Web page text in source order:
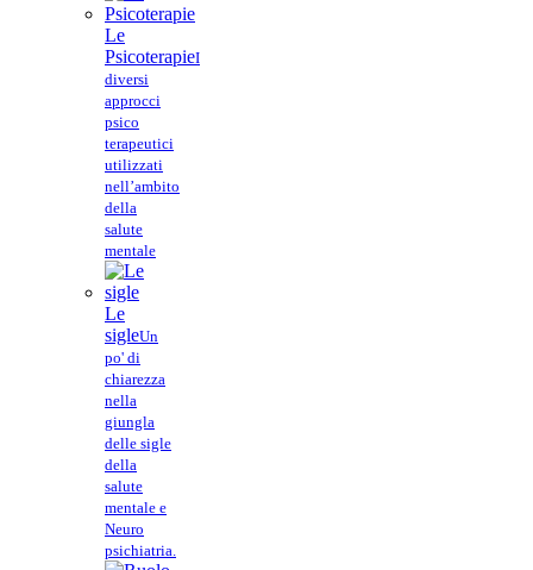
Le
PsicoterapieI
diversi
approcci
psico
terapeutici
utilizzati
nell’ambito
della
salute
mentale
Le
sigleUn
po' di
chiarezza
nella
giungla
delle sigle
della
salute
mentale e
Neuro
psichiatria.